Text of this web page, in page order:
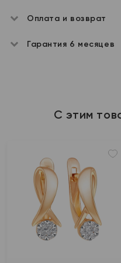
Оплата и возврат
Гарантия 6 месяцев
С этим